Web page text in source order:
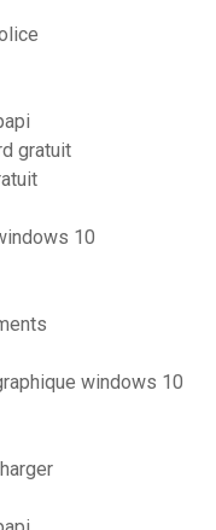
gratuit
10
windows 10